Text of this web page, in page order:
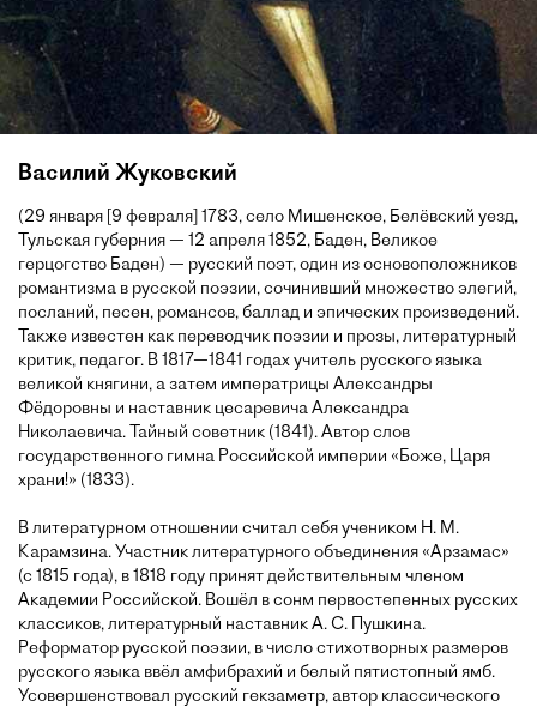
Василий Жуковский
(29 января [9 февраля] 1783, село Мишенское, Белёвский уезд,
Тульская губерния — 12 апреля 1852, Баден, Великое
герцогство Баден) — русский поэт, один из основоположников
романтизма в русской поэзии, сочинивший множество элегий,
посланий, песен, романсов, баллад и эпических произведений.
Также известен как переводчик поэзии и прозы, литературный
критик, педагог. В 1817—1841 годах учитель русского языка
великой княгини, а затем императрицы Александры
Фёдоровны и наставник цесаревича Александра
Николаевича. Тайный советник (1841). Автор слов
государственного гимна Российской империи «Боже, Царя
храни!» (1833).
В литературном отношении считал себя учеником Н. М.
Карамзина. Участник литературного объединения «Арзамас»
(с 1815 года), в 1818 году принят действительным членом
Академии Российской. Вошёл в сонм первостепенных русских
классиков, литературный наставник А. С. Пушкина.
Реформатор русской поэзии, в число стихотворных размеров
русского языка ввёл амфибрахий и белый пятистопный ямб.
Усовершенствовал русский гекзаметр, автор классического